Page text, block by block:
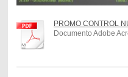
PROMO CONTROL
Documento Adobe